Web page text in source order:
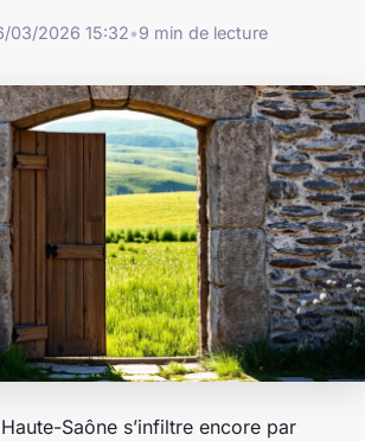
03/2026 15:32•9 min de lecture
Saône s’infiltre encore par